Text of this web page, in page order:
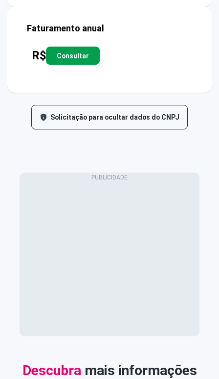
Faturamento anual
R$ Consultar
Solicitação para ocultar dados do CNPJ
Descubra mais informações